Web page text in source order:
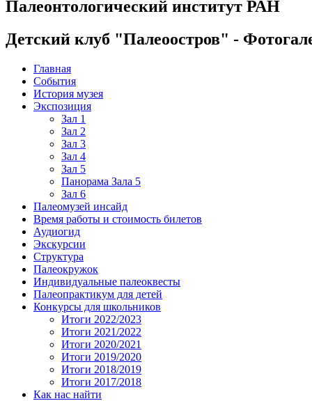
Палеонтологический институт РАН
Детский клуб "Палеоостров" -
Главная
События
История музея
Экспозиция
Зал 1
Зал 2
Зал 3
Зал 4
Зал 5
Панорама Зала 5
Зал 6
Палеомузей инсайд
Время работы и стоимость билетов
Аудиогид
Экскурсии
Структура
Палеокружок
Индивидуальные палеоквесты
Палеопрактикум для детей
Конкурсы для школьников
Итоги 2022/2023
Итоги 2021/2022
Итоги 2020/2021
Итоги 2019/2020
Итоги 2018/2019
Итоги 2017/2018
Как нас найти